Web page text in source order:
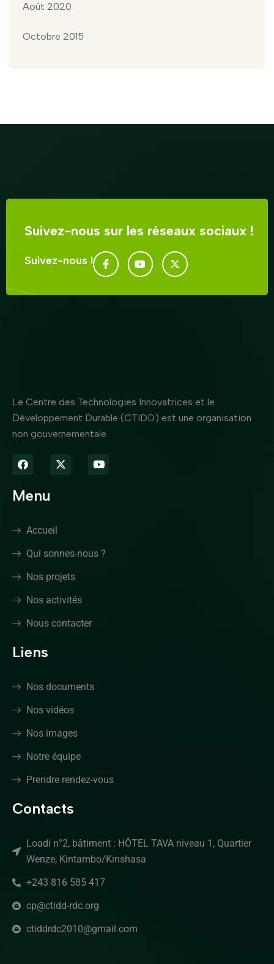
Août 2020
Octobre 2015
Suivez-nous sur les réseaux sociaux !
Suivez-nous !
Le Centre des Technologies Innovatrices et le
Développement Durable (CTIDD) est une organisation
non gouvernementale
Menu
Accueil
Qui sonnes-nous ?
Nos projets
Nos activités
Nous contacter
Liens
Nos documents
Nos vidéos
Nos images
Notre équipe
Prendre rendez-vous
Contacts
Loadi n°2, bâtiment : HÔTEL TAVA niveau 1, Quartier
Wenze, Kintambo/Kinshasa
+243 816 585 417
cp@ctidd-rdc.org
ctiddrdc2010@gmail.com